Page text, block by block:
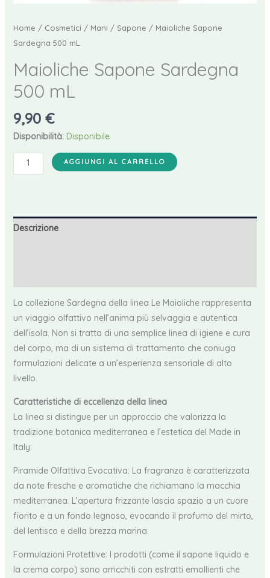
Home / Cosmetici / Mani / Sapone / Maioliche Sapone
Sardegna 500 mL
Maioliche Sapone Sardegna
500 mL
9,90 €
Disponibilità: Disponibile
Maioliche
Sapone
mL
quantità
AGGIUNGI AL CARRELLO
Descrizione
La collezione Sardegna della linea Le Maioliche rappresenta
un viaggio olfattivo nell’anima più selvaggia e autentica
dell’isola. Non si tratta di una semplice linea di igiene e cura
del corpo, ma di un sistema di trattamento che coniuga
formulazioni delicate a un’esperienza sensoriale di alto
livello.
Caratteristiche di eccellenza della linea
La linea si distingue per un approccio che valorizza la
tradizione botanica mediterranea e l’estetica del Made in
Italy:
Piramide Olfattiva Evocativa: La fragranza è caratterizzata
da note fresche e aromatiche che richiamano la macchia
mediterranea. L’apertura frizzante lascia spazio a un cuore
fiorito e a un fondo legnoso, evocando il profumo del mirto,
del lentisco e della brezza marina.
Formulazioni Protettive: I prodotti (come il sapone liquido e
la crema corpo) sono arricchiti con estratti emollienti che